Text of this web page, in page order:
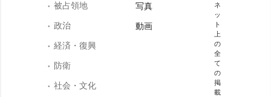
被占領地
政治
経済・復興
防衛
社会・文化
写真
動画
ネ
ッ
ト
上
の
全
て
の
掲
載